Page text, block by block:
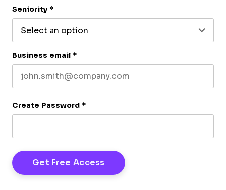
Seniority *
Business email *
Create Password *